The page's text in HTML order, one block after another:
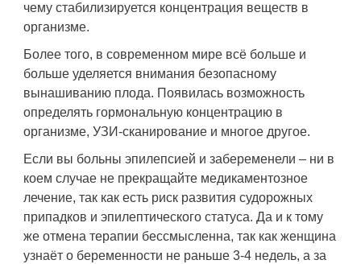
чему стабилизируется концентрация веществ в
организме.
Более того, в современном мире всё больше и
больше уделяется внимания безопасному
вынашиванию плода. Появилась возможность
определять гормональную концентрацию в
организме, УЗИ-сканирование и многое другое.
Если вы больны эпилепсией и забеременели – ни в
коем случае не прекращайте медикаментозное
лечение, так как есть риск развития судорожных
припадков и эпилептического статуса. Да и к тому
же отмена терапии бессмысленна, так как женщина
узнаёт о беременности не раньше 3-4 недель, а за